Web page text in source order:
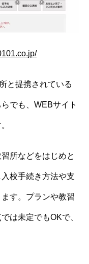
と提携されている
らでも、WEBサイト
所などをはじめと
校手続き方法や支
す。プランや教習
は未定でもOKで、